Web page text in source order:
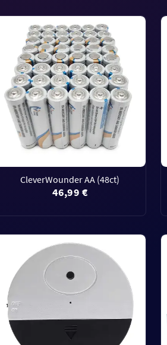
CleverWounder AA (48ct)
46,99 €